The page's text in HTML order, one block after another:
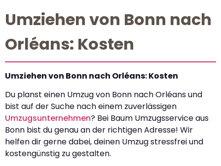
Umziehen von Bonn nach
Orléans: Kosten
Umziehen von Bonn nach Orléans: Kosten
Du planst einen Umzug von Bonn nach Orléans und
bist auf der Suche nach einem zuverlässigen
Umzugsunternehmen? Bei Baum Umzugsservice aus
Bonn bist du genau an der richtigen Adresse! Wir
helfen dir gerne dabei, deinen Umzug stressfrei und
kostengünstig zu gestalten.